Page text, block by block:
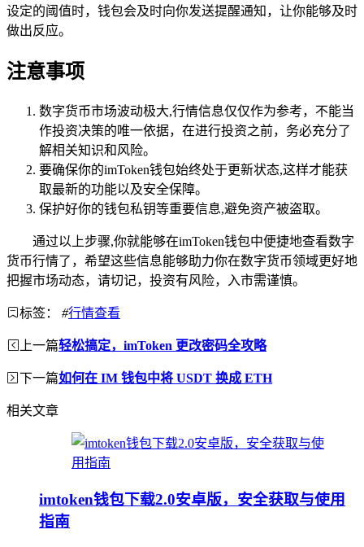
设定的阈值时，钱包会及时向你发送提醒通知，让你能够及时
做出反应。
注意事项
数字货币市场波动极大,行情信息仅仅作为参考，不能当
作投资决策的唯一依据，在进行投资之前，务必充分了
解相关知识和风险。
要确保你的imToken钱包始终处于更新状态,这样才能获
取最新的功能以及安全保障。
保护好你的钱包私钥等重要信息,避免资产被盗取。
通过以上步骤,你就能够在imToken钱包中便捷地查看数字
货币行情了，希望这些信息能够助力你在数字货币领域更好地
把握市场动态，请切记，投资有风险，入市需谨慎。
标签： #行情查看
上一篇轻松搞定，imToken 更改密码全攻略
下一篇如何在 IM 钱包中将 USDT 换成 ETH
相关文章
imtoken钱包下载2.0安卓版，安全获取与使用
指南